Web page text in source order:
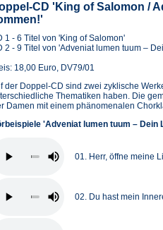
CD 'King of Salomon /
1 - 6 Titel von 'King of Salomon'
2 - 9 Titel von 'Adveniat lumen tuum –
18,00 Euro, DV79/01
der Doppel-CD sind zwei zyklische
Thematiken haben. Die
Damen mit einem phänomenalen
'Adveniat lumen tuum – Dein
01. Herr, öffne meine
02. Du hast mein